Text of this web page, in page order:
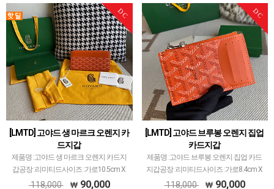
DC
[LMTD] 고야드 생 마르크 오렌지 카
드지갑
제품명 :고야드 생 마르크 오렌지 카드지
갑공장 :리미티드사이즈 :가로10.5cm X
세로8cm X 폭2cm색상 :오렌지소재 :캔버
118,000 90,000
DC
[LMTD] 고야드 브루봉 오렌지 집업
카드지갑
제품명 :고야드 브루봉 오렌지 집업 카드
지갑공장 :리미티드사이즈 :가로8.4cm X
세로12.5cm X 폭1cm색상 :오렌지소재 :
118,000 90,000